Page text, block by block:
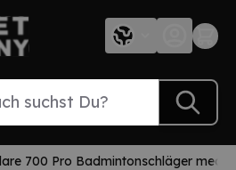
700 Pro Badmintonschläger